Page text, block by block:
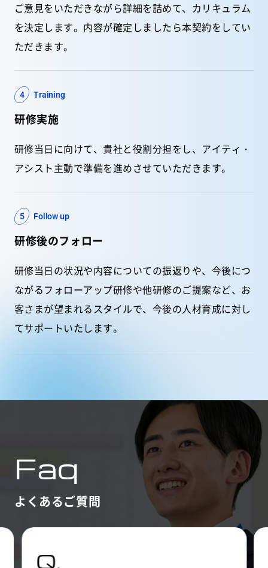
ご意見をいただきながら詳細を詰めて、カリキュラム
を決定します。内容が確定しましたら本契約をしてい
ただきます。
4 Training
研修実施
研修当日に向けて、貴社と役割分担をし、アイティ・
アシスト主動で準備を進めさせていただきます。
5 Follow up
研修後のフォロー
研修当日の状況や内容についての振返りや、今後につ
ながるフォローアップ研修や他研修のご提案など、お
客さまが望まれるスタイルで、今後の人材育成に対し
てサポートいたします。
Faq
よくあるご質問
A.
Q.